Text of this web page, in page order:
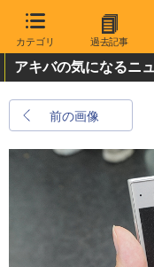
カテゴリ 過去記事
アキバの気になるニ
前の画像